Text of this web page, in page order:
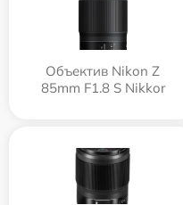
Объектив Nikon Z
85mm F1.8 S Nikkor